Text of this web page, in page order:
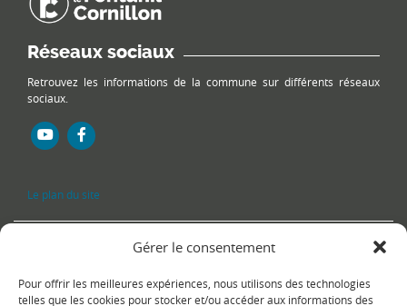
Gérer le consentement
Pour offrir les meilleures expériences, nous utilisons des technologies
telles que les cookies pour stocker et/ou accéder aux informations des
Réseaux sociaux
Retrouvez les informations de la commune sur différents réseaux
sociaux.
Le plan du site